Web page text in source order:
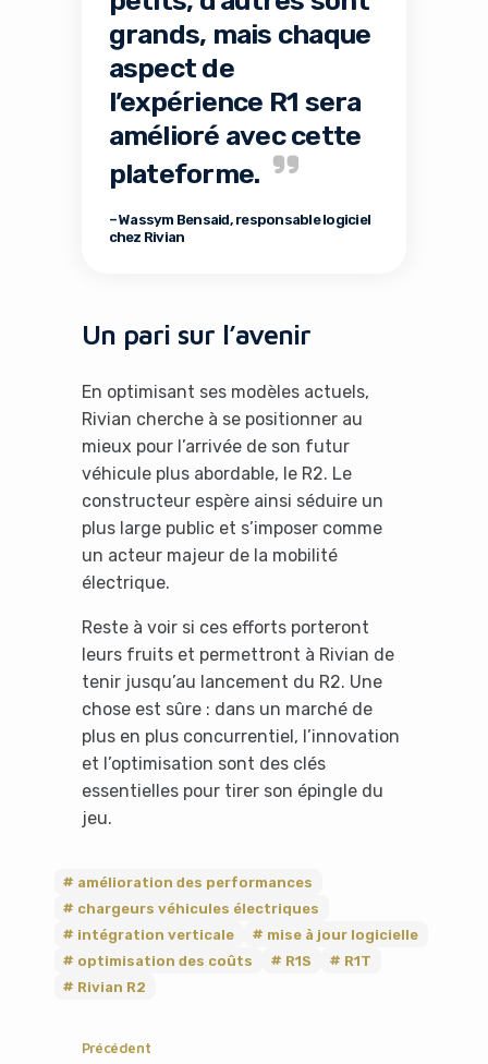
grands, mais chaque
aspect de
l’expérience R1 sera
amélioré avec cette
plateforme.
– Wassym Bensaid, responsable logiciel
chez Rivian
Un pari sur l’avenir
En optimisant ses modèles actuels,
Rivian cherche à se positionner au
mieux pour l’arrivée de son futur
véhicule plus abordable, le R2. Le
constructeur espère ainsi séduire un
plus large public et s’imposer comme
un acteur majeur de la mobilité
électrique.
Reste à voir si ces efforts porteront
leurs fruits et permettront à Rivian de
tenir jusqu’au lancement du R2. Une
chose est sûre : dans un marché de
plus en plus concurrentiel, l’innovation
et l’optimisation sont des clés
essentielles pour tirer son épingle du
jeu.
amélioration des performances
chargeurs véhicules électriques
intégration verticale
mise à jour logicielle
optimisation des coûts
R1S
R1T
Rivian R2
Précédent